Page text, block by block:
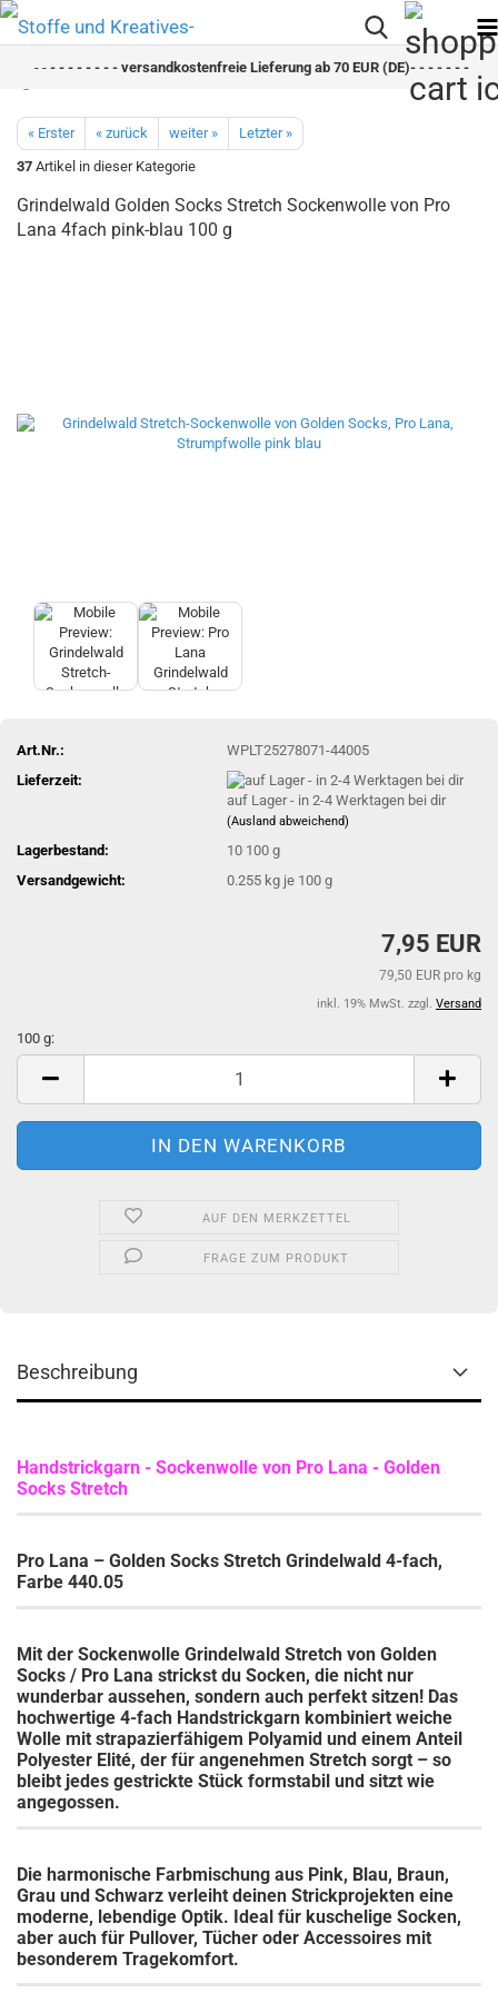
- - - - - - - - versandkostenfreie Lieferung ab 70 EUR (DE)- - - - - - - -
« Erster « zurück weiter »
Letzter »
37 Artikel in dieser Kategorie
Grindelwald Golden Socks Stretch Sockenwolle von Pro
Lana 4fach pink-blau 100 g
Art.Nr.:
WPLT25278071-44005
Lieferzeit:
auf Lager - in 2-4 Werktagen bei dir
(Ausland abweichend)
Lagerbestand: 10 100 g
Versandgewicht:
0.255 kg je 100 g
7,95 EUR
79,50 EUR pro kg
inkl. 19% MwSt. zzgl. Versand
100 g:
100
AUF DEN MERKZETTEL
FRAGE ZUM PRODUKT
Beschreibung
Handstrickgarn - Sockenwolle von Pro Lana - Golden
Socks Stretch
Pro Lana – Golden Socks Stretch Grindelwald 4-fach,
Farbe 440.05
Mit der Sockenwolle Grindelwald Stretch von Golden
Socks / Pro Lana strickst du Socken, die nicht nur
wunderbar aussehen, sondern auch perfekt sitzen! Das
hochwertige 4-fach Handstrickgarn kombiniert weiche
Wolle mit strapazierfähigem Polyamid und einem Anteil
Polyester Elité, der für angenehmen Stretch sorgt – so
bleibt jedes gestrickte Stück formstabil und sitzt wie
angegossen.
Die harmonische Farbmischung aus Pink, Blau, Braun,
Grau und Schwarz verleiht deinen Strickprojekten eine
moderne, lebendige Optik. Ideal für kuschelige Socken,
aber auch für Pullover, Tücher oder Accessoires mit
besonderem Tragekomfort.